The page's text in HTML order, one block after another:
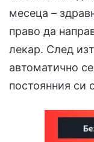
месеца –
право да
лекар. След
автоматично
постоянния си